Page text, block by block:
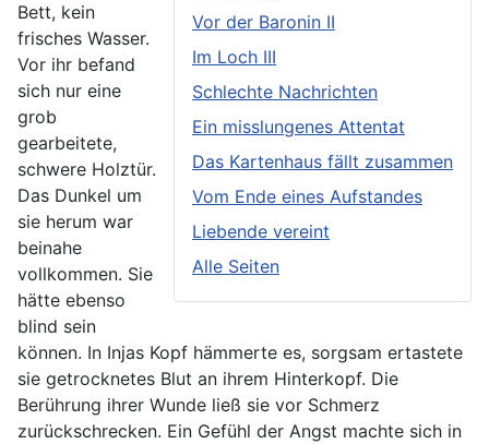
Vor der Baronin II
Im Loch III
Schlechte Nachrichten
Ein misslungenes Attentat
Das Kartenhaus fällt zusammen
Vom Ende eines Aufstandes
Liebende vereint
Alle Seiten
Bett, kein
frisches Wasser.
Vor ihr befand
sich nur eine
grob
gearbeitete,
schwere Holztür.
Das Dunkel um
sie herum war
beinahe
vollkommen. Sie
hätte ebenso
blind sein
können. In Injas Kopf hämmerte es, sorgsam ertastete
sie getrocknetes Blut an ihrem Hinterkopf. Die
Berührung ihrer Wunde ließ sie vor Schmerz
zurückschrecken. Ein Gefühl der Angst machte sich in